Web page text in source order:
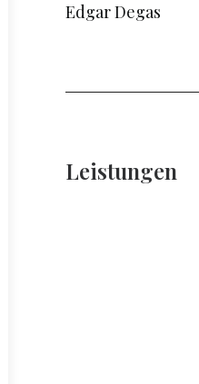
Edgar Degas
Leistungen